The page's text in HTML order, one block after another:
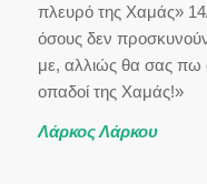
πλευρό της Χαμάς»
όσους δεν
με, αλλιώς θα σας πω
οπαδοί της Χαμάς!»
Λάρκος Λάρκου